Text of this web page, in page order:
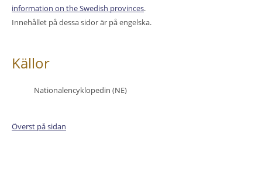
information on the Swedish provinces.
Innehållet på dessa sidor är på engelska.
Källor
Nationalencyklopedin (NE)
Överst på sidan